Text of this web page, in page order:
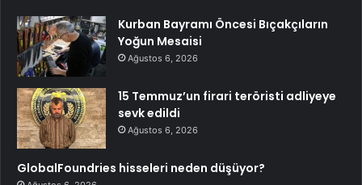
Kurban Bayramı Öncesi Bıçakçıların
Yoğun Mesaisi
Ağustos 6, 2026
15 Temmuz’un firari teröristi adliyeye
sevk edildi
Ağustos 6, 2026
GlobalFoundries hisseleri neden düşüyor?